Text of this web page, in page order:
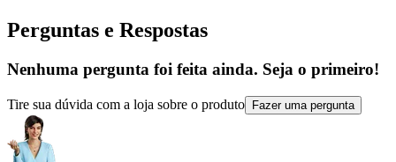
Perguntas e Respostas
Nenhuma pergunta foi feita ainda. Seja o primeiro!
Tire sua dúvida com a loja sobre o produto Fazer uma pergunta